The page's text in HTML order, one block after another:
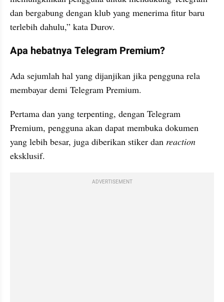
dan bergabung dengan klub yang menerima fitur baru
terlebih dahulu,” kata Durov.
Apa hebatnya Telegram Premium?
Ada sejumlah hal yang dijanjikan jika pengguna rela
membayar demi Telegram Premium.
Pertama dan yang terpenting, dengan Telegram
Premium, pengguna akan dapat membuka dokumen
yang lebih besar, juga diberikan stiker dan reaction
eksklusif.
ADVERTISEMENT